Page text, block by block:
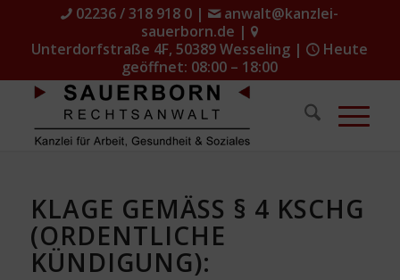
02236 / 318 918 0 |
anwalt@kanzlei-
sauerborn.de |
Unterdorfstraße 4F, 50389 Wesseling |
Heute
geöffnet: 08:00 – 18:00
KLAGE GEMÄSS § 4 KSCHG
(ORDENTLICHE
KÜNDIGUNG):